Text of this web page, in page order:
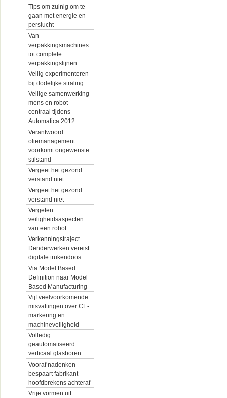
Tips om zuinig om te
gaan met energie en
perslucht
Van
verpakkingsmachines
tot complete
verpakkingslijnen
Veilig experimenteren
bij dodelijke straling
Veilige samenwerking
mens en robot
centraal tijdens
Automatica 2012
Verantwoord
oliemanagement
voorkomt ongewenste
stilstand
Vergeet het gezond
verstand niet
Vergeet het gezond
verstand niet
Vergeten
veiligheidsaspecten
van een robot
Verkenningstraject
Denderwerken vereist
digitale trukendoos
Via Model Based
Definition naar Model
Based Manufacturing
Vijf veelvoorkomende
misvattingen over CE-
markering en
machineveiligheid
Volledig
geautomatiseerd
verticaal glasboren
Vooraf nadenken
bespaart fabrikant
hoofdbrekens achteraf
Vrije vormen uit